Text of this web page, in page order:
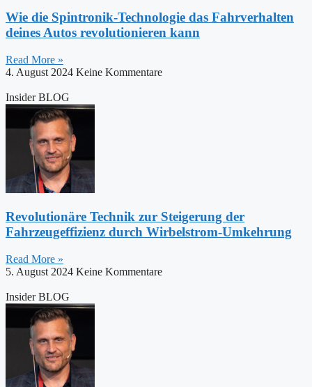
Wie die Spintronik-Technologie das Fahrverhalten
deines Autos revolutionieren kann
Read More »
4. August 2024 Keine Kommentare
Insider BLOG
Revolutionäre Technik zur Steigerung der
Fahrzeugeffizienz durch Wirbelstrom-Umkehrung
Read More »
5. August 2024 Keine Kommentare
Insider BLOG